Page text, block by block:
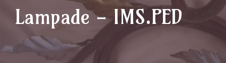
Lampade - IMS.PED